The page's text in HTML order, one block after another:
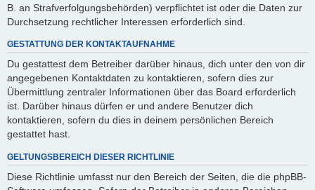
B. an Strafverfolgungsbehörden) verpflichtet ist oder die Daten zur
Durchsetzung rechtlicher Interessen erforderlich sind.
GESTATTUNG DER KONTAKTAUFNAHME
Du gestattest dem Betreiber darüber hinaus, dich unter den von dir
angegebenen Kontaktdaten zu kontaktieren, sofern dies zur
Übermittlung zentraler Informationen über das Board erforderlich
ist. Darüber hinaus dürfen er und andere Benutzer dich
kontaktieren, sofern du dies in deinem persönlichen Bereich
gestattet hast.
GELTUNGSBEREICH DIESER RICHTLINIE
Diese Richtlinie umfasst nur den Bereich der Seiten, die die phpBB-